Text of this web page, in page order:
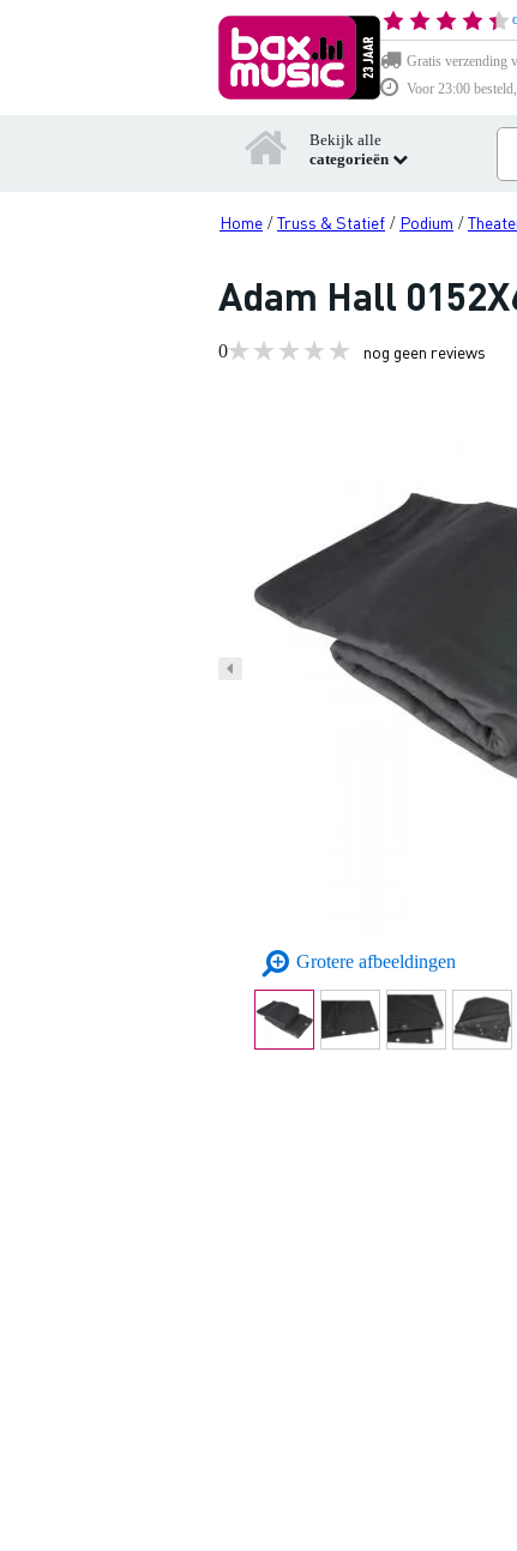
Gratis verzending
Voor 23:00
Bekijk alle
categorieën
Home /Truss & Statief / Podium /
Adam Hall
0 nog geen reviews
Grotere afbeeldingen